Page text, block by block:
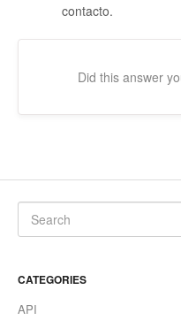
contacto.
Did this answer
CATEGORIES
API